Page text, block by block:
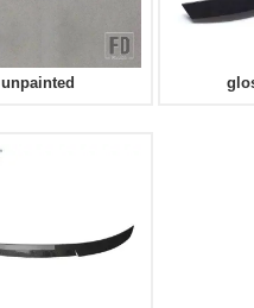
unpainted